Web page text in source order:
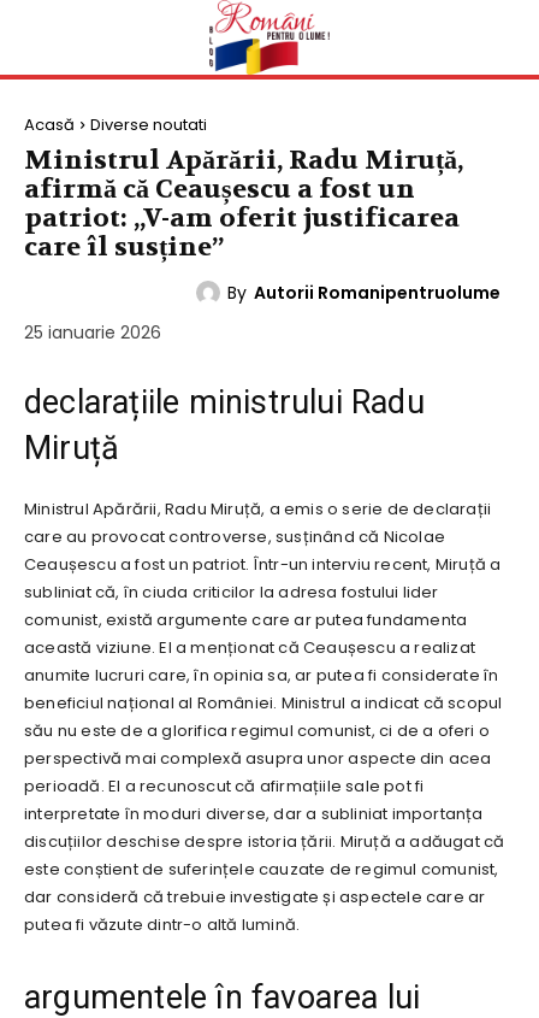
Acasă Diverse noutati
Ministrul Apărării, Radu Miruță,
afirmă că Ceaușescu a fost un
patriot: „V-am oferit justificarea
care îl susține”
By Autorii Romanipentruolume
25 ianuarie 2026
declarațiile ministrului Radu
Miruță
Ministrul Apărării, Radu Miruță, a emis o serie de declarații
care au provocat controverse, susținând că Nicolae
Ceaușescu a fost un patriot. Într-un interviu recent, Miruță a
subliniat că, în ciuda criticilor la adresa fostului lider
comunist, există argumente care ar putea fundamenta
această viziune. El a menționat că Ceaușescu a realizat
anumite lucruri care, în opinia sa, ar putea fi considerate în
beneficiul național al României. Ministrul a indicat că scopul
său nu este de a glorifica regimul comunist, ci de a oferi o
perspectivă mai complexă asupra unor aspecte din acea
perioadă. El a recunoscut că afirmațiile sale pot fi
interpretate în moduri diverse, dar a subliniat importanța
discuțiilor deschise despre istoria țării. Miruță a adăugat că
este conștient de suferințele cauzate de regimul comunist,
dar consideră că trebuie investigate și aspectele care ar
putea fi văzute dintr-o altă lumină.
argumentele în favoarea lui